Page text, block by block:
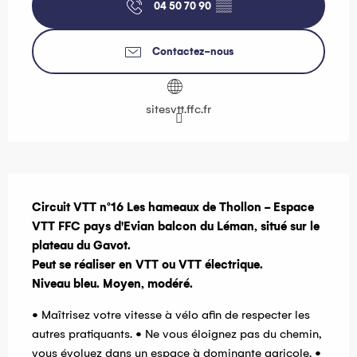
04 50 70 90 ▒▒
Contactez-nous
sitesvtt.ffc.fr
Circuit VTT n°16 Les hameaux de Thollon - Espace
VTT FFC pays d'Evian balcon du Léman, situé sur le
plateau du Gavot.
Peut se réaliser en VTT ou VTT électrique.
Niveau bleu. Moyen, modéré.
• Maîtrisez votre vitesse à vélo afin de respecter les
autres pratiquants. • Ne vous éloignez pas du chemin,
vous évoluez dans un espace à dominante agricole. •